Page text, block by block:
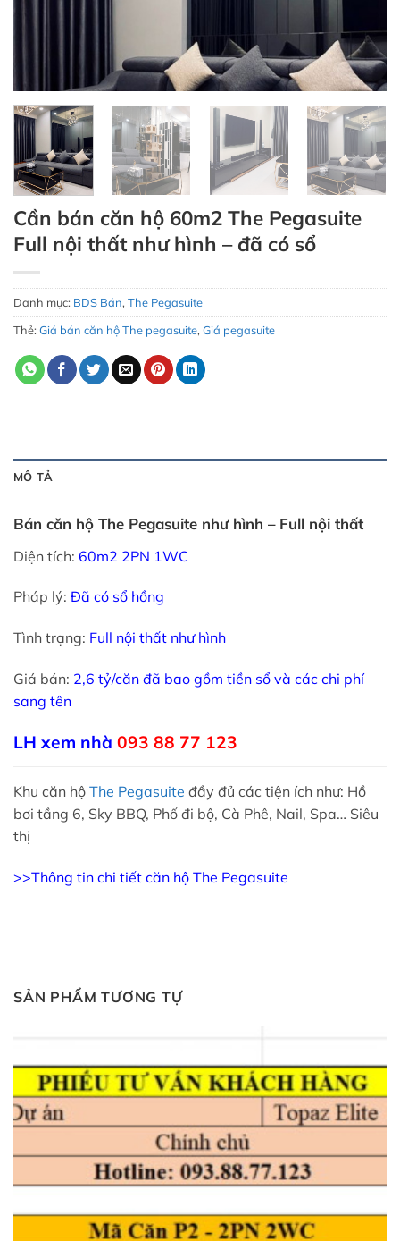
Cần bán căn hộ 60m2 The Pegasuite
Full nội thất như hình – đã có sổ
Danh mục: BDS Bán, The Pegasuite
Thẻ: Giá bán căn hộ The pegasuite, Giá pegasuite
MÔ TẢ
Bán căn hộ The Pegasuite như hình – Full nội thất
Diện tích: 60m2 2PN 1WC
Pháp lý: Đã có sổ hồng
Tình trạng: Full nội thất như hình
Giá bán: 2,6 tỷ/căn đã bao gồm tiền sổ và các chi phí
sang tên
LH xem nhà 093 88 77 123
Khu căn hộ The Pegasuite đầy đủ các tiện ích như: Hồ
bơi tầng 6, Sky BBQ, Phố đi bộ, Cà Phê, Nail, Spa… Siêu
thị
>>Thông tin chi tiết căn hộ The Pegasuite
SẢN PHẨM TƯƠNG TỰ